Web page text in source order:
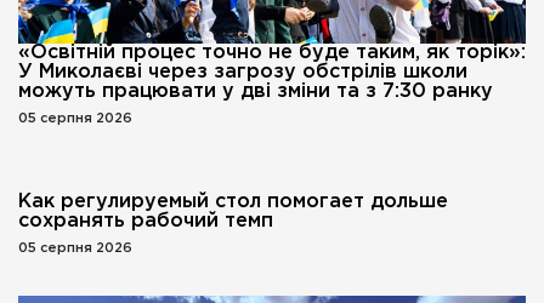
«Освітній процес точно не буде таким, як торік»:
У Миколаєві через загрозу обстрілів школи
можуть працювати у дві зміни та з 7:30 ранку
05 серпня 2026
Как регулируемый стол помогает дольше
сохранять рабочий темп
05 серпня 2026